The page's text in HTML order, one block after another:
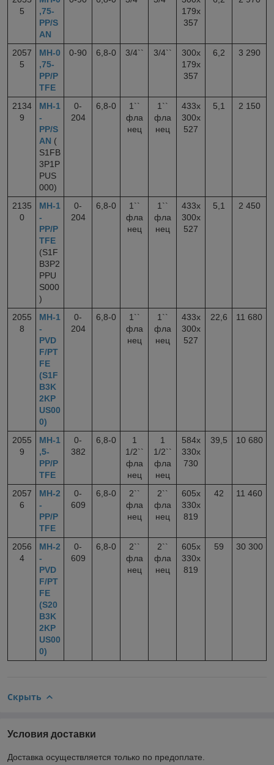
5
,75-
PP/S
AN
179x
357
2057
5
МН-0
,75-
PP/P
TFE
0-90 6,8-0 3/4`` 3/4``
300x
179x
357
6,2 3 290
2134
9
МН-1
-
PP/S
AN (
S1FB
3P1P
PUS
000)
0-
204
6,8-0
1``
фла
нец
1``
фла
нец
433x
300x
527
5,1 2 150
2135
0
МН-1
-
PP/P
TFE
(S1F
B3P2
PPU
S000
)
0-
204
6,8-0
1``
фла
нец
1``
фла
нец
433x
300x
527
5,1 2 450
2055
8
МН-1
-
PVD
F/PT
FE
(S1F
B3K
2KP
US00
0)
0-
204
6,8-0
1``
фла
нец
1``
фла
нец
433x
300x
527
22,6 11 680
2055
9
МН-1
,5-
PP/P
TFE
0-
382
6,8-0
1
1/2``
фла
нец
1
1/2``
фла
нец
584x
330x
730
39,5 10 680
2057
6
МН-2
-
PP/P
TFE
0-
609
6,8-0
2``
фла
нец
2``
фла
нец
605x
330x
819
42 11 460
2056
4
МН-2
-
PVD
F/PT
FE
(S20
B3K
2KP
US00
0)
0-
609
6,8-0
2``
фла
нец
2``
фла
нец
605x
330x
819
59 30 300
Скрыть
Условия доставки
Доставка осуществляется только по предоплате.